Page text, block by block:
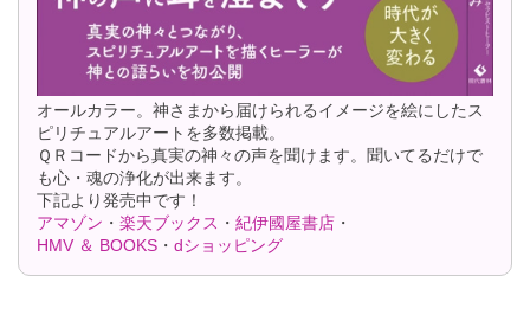
オールカラー。神さまから届けられるイメージを絵にしたス
ピリチュアルアートを多数掲載。
ＱＲコードから真実の神々の声を聞けます。聞いてるだけで
も心・魂の浄化が出来ます。
下記より発売中です！
アマゾン ・ 楽天ブックス ・ 紀伊國屋書店 ・
HMV ＆ BOOKS ・ dショッピング